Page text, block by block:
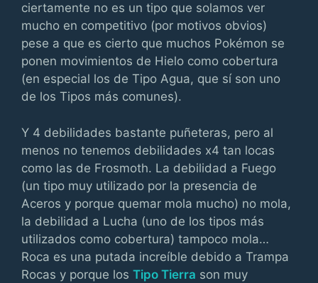
ciertamente no es un tipo que solamos ver
mucho en competitivo (por motivos obvios)
pese a que es cierto que muchos Pokémon se
ponen movimientos de Hielo como cobertura
(en especial los de Tipo Agua, que sí son uno
de los Tipos más comunes).
Y 4 debilidades bastante puñeteras, pero al
menos no tenemos debilidades x4 tan locas
como las de Frosmoth. La debilidad a Fuego
(un tipo muy utilizado por la presencia de
Aceros y porque quemar mola mucho) no mola,
la debilidad a Lucha (uno de los tipos más
utilizados como cobertura) tampoco mola…
Roca es una putada increíble debido a Trampa
Rocas y porque los Tipo Tierra son muy